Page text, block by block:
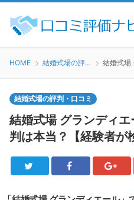
HOME 結婚式場の評判・口コミ
結婚式場の評判・口コミ
結婚式場 グランディ
判は本当？【経験者が
Twitter Facebook